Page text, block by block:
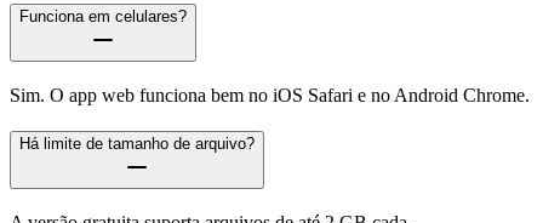
Funciona em celulares?
Sim. O app web funciona bem no iOS Safari e no Android Chrome.
Há limite de tamanho de arquivo?